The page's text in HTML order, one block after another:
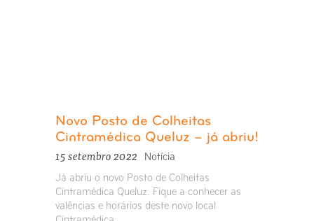
Novo Posto de Colheitas
Cintramédica Queluz – já abriu!
15 setembro 2022
Notícia
Já abriu o novo Posto de Colheitas
Cintramédica Queluz. Fique a conhecer as
valências e horários deste novo local